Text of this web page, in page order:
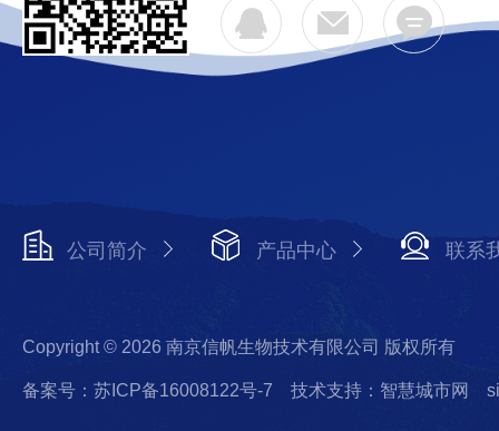
公司简介 产品中心 联系
Copyright © 2026 南京信帆生物技术有限公司 版权所有
备案号：苏ICP备16008122号-7 技术支持：智慧城市网